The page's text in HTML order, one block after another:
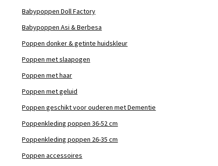
Babypoppen Doll Factory
Babypoppen Asi & Berbesa
Poppen donker & getinte huidskleur
Poppen met slaapogen
Poppen met haar
Poppen met geluid
Poppen geschikt voor ouderen met Dementie
Poppenkleding poppen 36-52 cm
Poppenkleding poppen 26-35 cm
Poppen accessoires